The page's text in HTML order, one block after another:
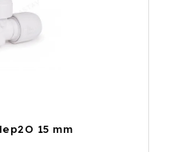
15 mm